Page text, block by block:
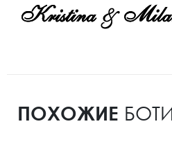
ПОХОЖИЕ